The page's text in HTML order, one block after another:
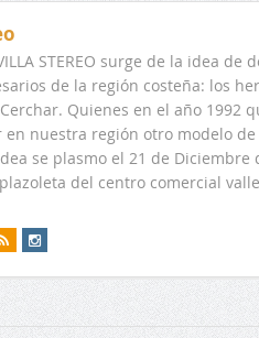
STEREO surge de la idea de
de la región costeña: los
Quienes en el año 1992
en nuestra región otro modelo
se plasmo el 21 de Diciembre
del centro comercial